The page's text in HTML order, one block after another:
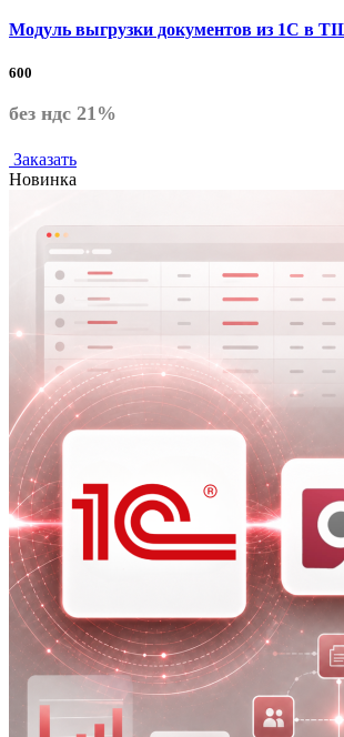
Модуль выгрузки документов из 1С в
600
без ндс 21%
Заказать
Новинка